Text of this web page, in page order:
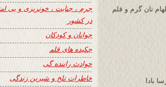
تان گرم و قلم
بادا
جرم ، جنایت ، خونریزی و بی
در کشور
جوانان و کودکان
چکیده های قلم
حوادث راننده گی
خاطرات تلخ و شیرین زندگی